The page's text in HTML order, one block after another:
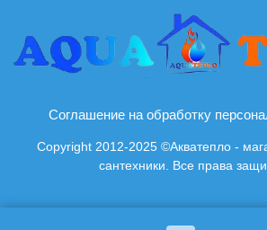
Соглашение на обработку
Copyright 2012-2025 ©Акватепло -
сантехники. Все права